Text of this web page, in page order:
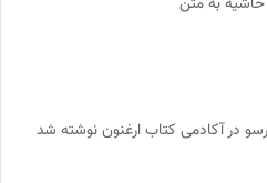
در آکادمی کتاب ارغنون نوشته شد